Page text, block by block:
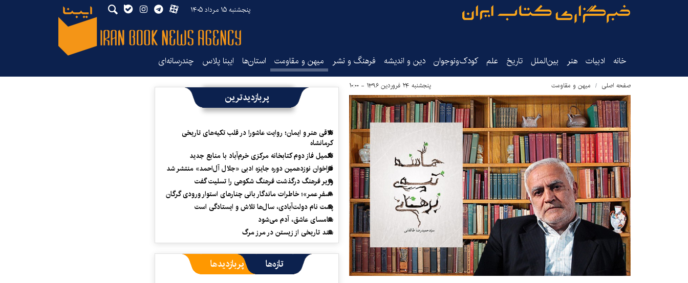
پنجشنبه ۱۵ مرداد ۱۴۰۵
خانه ادبیات هنر بین‌الملل تاریخ‌ علم کودک‌ونوجوان دین و اندیشه فرهنگ و نشر میهن و مقاومت استان‌ها ایبنا پلاس چندرسانه‌ای
صفحه اصلی میهن و مقاومت پنجشنبه ۲۴ فروردین ۱۳۹۶ - ۱۰:۰۰
پربازدیدترین
تلاقی هنر و ایمان؛ روایت عاشورا در قلب تکیه‌های تاریخی
کرمانشاه
تکمیل فاز دوم کتابخانه مرکزی خرم‌آباد با منابع جدید
فراخوان نوزدهمین دوره جایزه ادبی «جلال آل‌احمد» منتشر شد
وزیر فرهنگ درگذشت فرهنگ شکوهی را تسلیت گفت
«سفرِ عمر»؛ خاطرات ماندگار بانی چنارهای استوار ورودی گرگان
پشت نام دولت‌آبادی، سال‌ها تلاش و ایستادگی است
سامسای عاشق، آدم می‌شود
سند تاریخی از زیستن در مرز مرگ
تازه‌ها پربازدیدها